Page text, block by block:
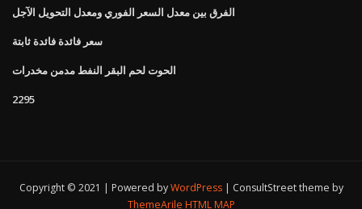
الفرق بين معدل السعر الفوري ومعدل التحويل الآجل
سعر فائدة فائدة ثابتة
الحوت لحم البقر النفط مدمن مخدرات
2295
Copyright © 2021 | Powered byWordPress
ConsultStreet theme by
ThemeArile HTML MAP